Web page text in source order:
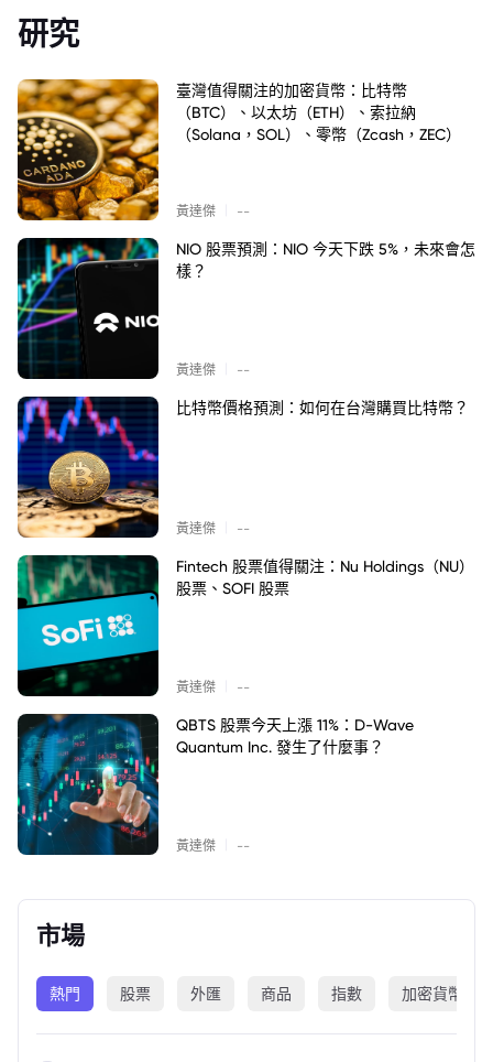
研究
臺灣值得關注的加密貨幣：比特幣
（BTC）、以太坊（ETH）、索拉納
（Solana，SOL）、零幣（Zcash，ZEC）
黃達傑 --
NIO 股票預測：NIO 今天下跌 5%，未來會怎
樣？
黃達傑 --
比特幣價格預測：如何在台灣購買比特幣？
黃達傑 --
Fintech 股票值得關注：Nu Holdings（NU）
股票、SOFI 股票
黃達傑 --
QBTS 股票今天上漲 11%：D-Wave
Quantum Inc. 發生了什麼事？
黃達傑 --
市場
熱門 股票 外匯 商品 指數 加密貨幣